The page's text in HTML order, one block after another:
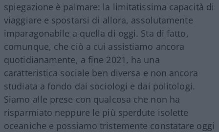
spiegazione è palmare: la limitatissima capacità di
viaggiare e spostarsi di allora, assolutamente
imparagonabile a quella di oggi. Sta di fatto,
comunque, che ciò a cui assistiamo ancora
quotidianamente, a fine 2021, ha una
caratteristica sociale ben diversa e non ancora
studiata a fondo dai sociologi e dai politologi.
Siamo alle prese con qualcosa che non ha
risparmiato neppure le più sperdute isolette
oceaniche e possiamo tristemente constatare oggi